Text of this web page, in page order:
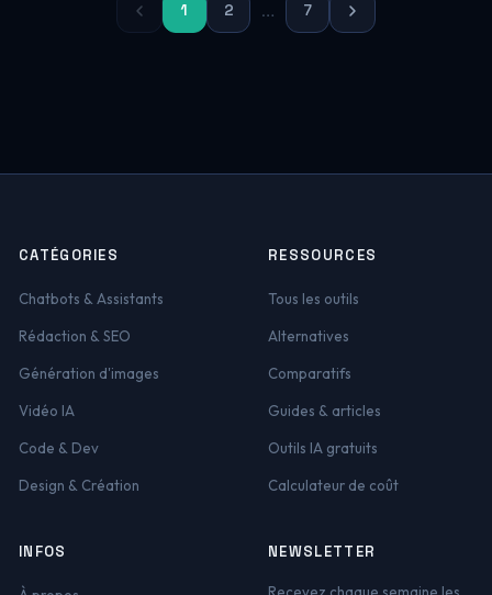
1 2 … 7
CATÉGORIES
Chatbots & Assistants
Rédaction & SEO
Génération d'images
Vidéo IA
Code & Dev
Design & Création
RESSOURCES
Tous les outils
Alternatives
Comparatifs
Guides & articles
Outils IA gratuits
Calculateur de coût
INFOS NEWSLETTER